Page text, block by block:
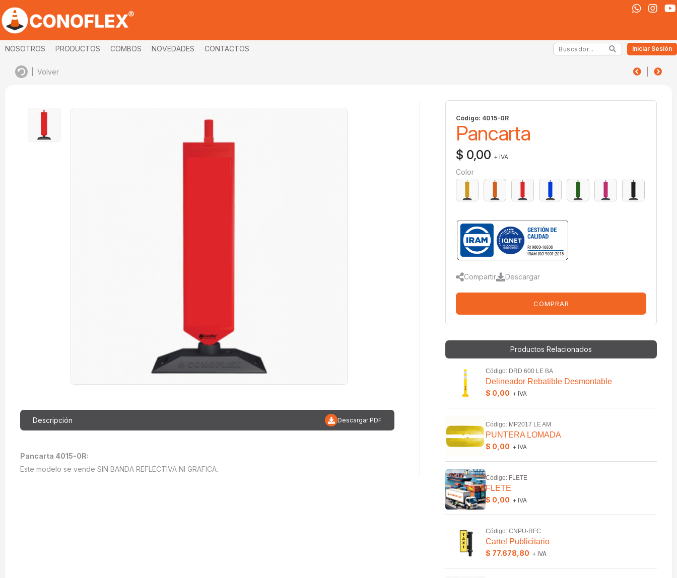
NOSOTROS PRODUCTOS COMBOS NOVEDADES CONTACTOS Iniciar Sesión
Volver
Código: 4015-0R
Pancarta
$ 0,00 + IVA
Color
Compartir Descargar
COMPRAR
Productos Relacionados
Código: DRD 600 LE BA
Delineador Rebatible Desmontable
$ 0,00 + IVA
Código: MP2017 LE AM
PUNTERA LOMADA
$ 0,00 + IVA
Código: FLETE
FLETE
$ 0,00 + IVA
Código: CNPU-RFC
Cartel Publicitario
$ 77.678,80 + IVA
Descripción Descargar PDF
Pancarta 4015-0R:
Este modelo se vende SIN BANDA REFLECTIVA NI GRAFICA.